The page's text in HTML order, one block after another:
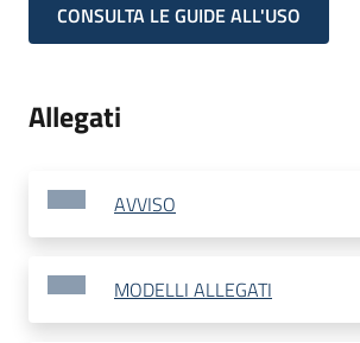
CONSULTA LE GUIDE ALL'USO
Allegati
AVVISO
MODELLI ALLEGATI